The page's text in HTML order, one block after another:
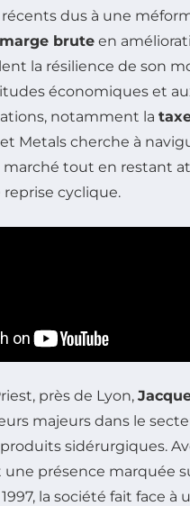
dus à une
marge brute en
la résilience de son
économiques et
notamment la
Metals cherche à
tout en restant
cyclique.
près de Lyon,
majeurs dans le
sidérurgiques.
présence marquée
la société fait face à